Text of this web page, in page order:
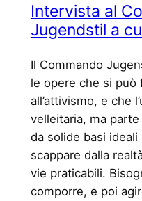
Intervista al
Jugendstil a
Il Commando
le opere che si può
all’attivismo, e che
velleitaria, ma
da solide basi
scappare dalla
vie praticabili.
comporre, e poi